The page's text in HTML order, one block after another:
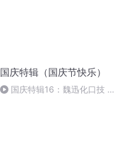
国庆特辑（国庆节快乐）
国庆特辑16：魏迅化口技 二